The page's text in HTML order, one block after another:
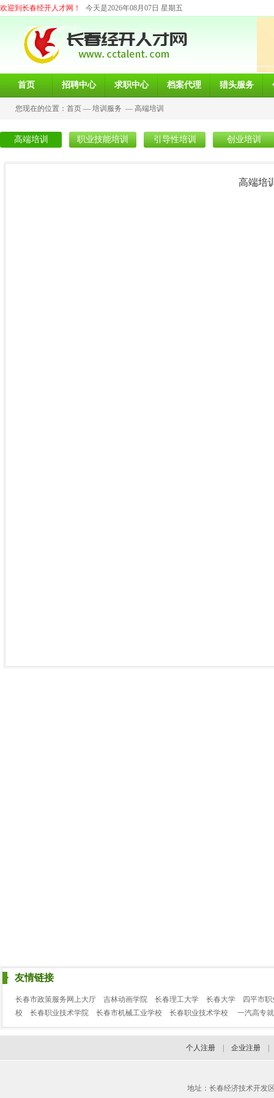
欢迎到长春经开人才网！ 今天是2026年08月07日 星期五
首页 招聘中心 求职中心 档案代理 猎头服务
您现在的位置： 首页 — 培训服务 — 高端培训
高端培训 职业技能培训 引导性培训 创业培训
高端培
友情链接
长春市政策服务网上大厅 吉林动画学院 长春理工大学 长春大学
四平市
校
长春职业技术学院 长春市机械工业学校 长春职业技术学校 一汽高专
个人注册 企业注册
地址：长春经济技术开发